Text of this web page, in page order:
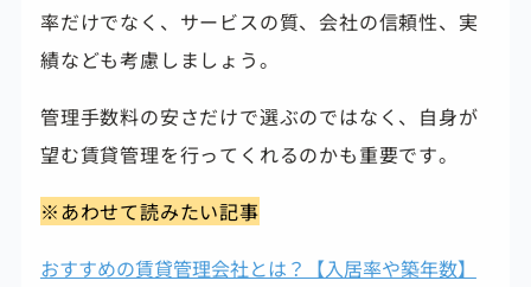
率だけでなく、サービスの質、会社の信頼性、実
績なども考慮しましょう。
管理手数料の安さだけで選ぶのではなく、自身が
望む賃貸管理を行ってくれるのかも重要です。
※あわせて読みたい記事
おすすめの賃貸管理会社とは？【入居率や築年数】